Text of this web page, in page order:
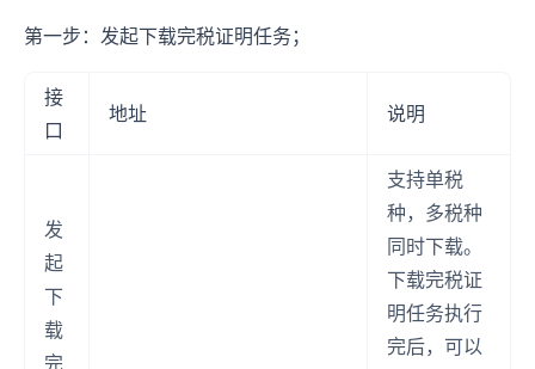
第一步：发起下载完税证明任务；
接
口
地址 说明
发
起
下
载
完
支持单税
种，多税种
同时下载。
下载完税证
明任务执行
完后，可以